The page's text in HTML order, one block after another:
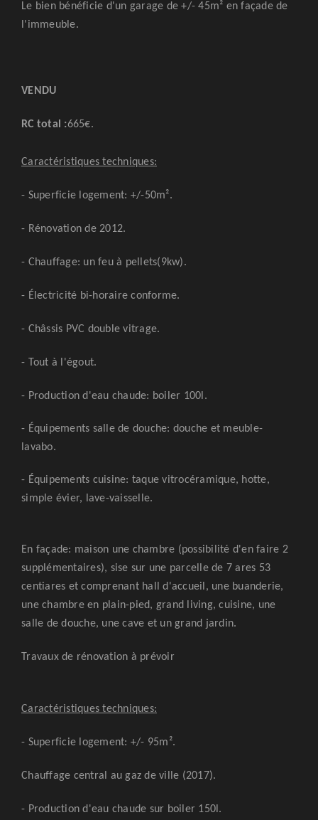
Le bien bénéficie d'un garage de +/- 45m² en façade de
l'immeuble.
VENDU
RC total :665€.
Caractéristiques techniques:
- Superficie logement: +/-50m².
- Rénovation de 2012.
- Chauffage: un feu à pellets(9kw).
- Électricité bi-horaire conforme.
- Châssis PVC double vitrage.
- Tout à l'égout.
- Production d'eau chaude: boiler 100l.
- Équipements salle de douche: douche et meuble-
lavabo.
- Équipements cuisine: taque vitrocéramique, hotte,
simple évier, lave-vaisselle.
En façade: maison une chambre (possibilité d'en faire 2
supplémentaires), sise sur une parcelle de 7 ares 53
centiares et comprenant hall d'accueil, une buanderie,
une chambre en plain-pied, grand living, cuisine, une
salle de douche, une cave et un grand jardin.
Travaux de rénovation à prévoir
Caractéristiques techniques:
- Superficie logement: +/- 95m².
Chauffage central au gaz de ville (2017).
- Production d'eau chaude sur boiler 150l.